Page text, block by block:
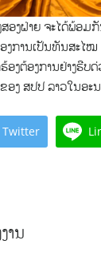
ອງຝ່າຍ ຈະໄດ້ພ້ອ
ການເປັນທັນສະໄໝ
ງຕ້ອງການຢ່າງຮີບ
ງ ສປປ ລາວໃນອະ
Twitter
ານ